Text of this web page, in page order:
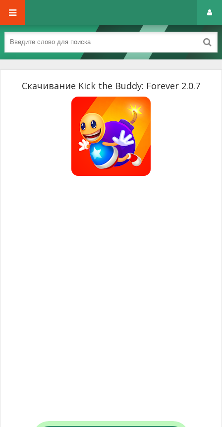
Скачивание Kick the Buddy: Forever 2.0.7